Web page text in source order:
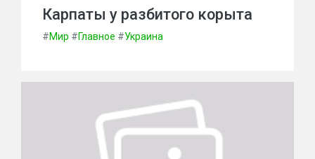
Карпаты у разбитого корыта
#Мир #Главное #Украина